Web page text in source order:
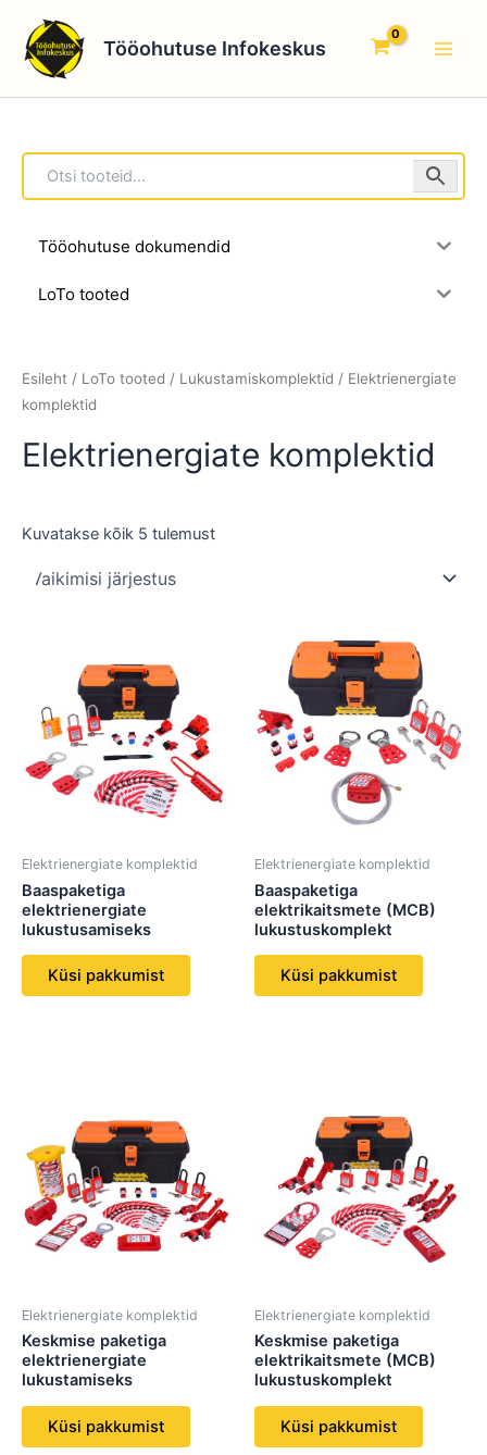
content
Tööohutuse Infokeskus
Tööohutuse dokumendid
LoTo tooted
Esileht / LoTo tooted / Lukustamiskomplektid / Elektrienergiate
komplektid
Elektrienergiate komplektid
Kuvatakse kõik 5 tulemust
Elektrienergiate komplektid
Baaspaketiga
elektrienergiate
lukustusamiseks
Küsi pakkumist
Elektrienergiate komplektid
Baaspaketiga
elektrikaitsmete (MCB)
lukustuskomplekt
Küsi pakkumist
Elektrienergiate komplektid
Keskmise paketiga
elektrienergiate
lukustamiseks
Küsi pakkumist
Elektrienergiate komplektid
Keskmise paketiga
elektrikaitsmete (MCB)
lukustuskomplekt
Küsi pakkumist